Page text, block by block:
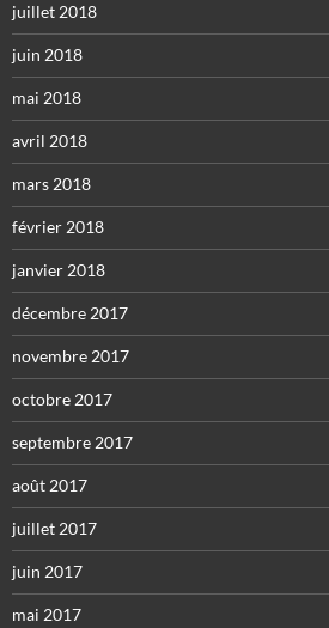
juillet 2018
juin 2018
mai 2018
avril 2018
mars 2018
février 2018
janvier 2018
décembre 2017
novembre 2017
octobre 2017
septembre 2017
août 2017
juillet 2017
juin 2017
mai 2017